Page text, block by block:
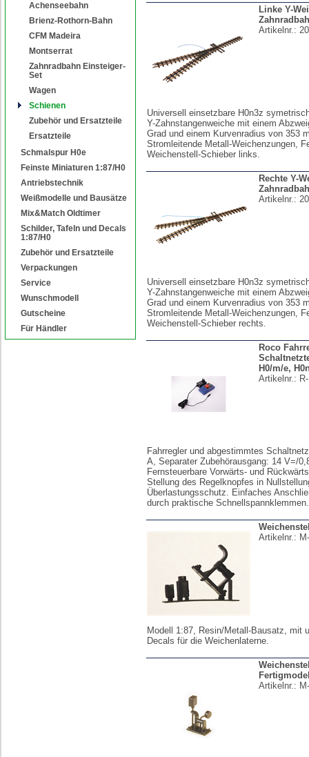
Achenseebahn
Brienz-Rothorn-Bahn
CFM Madeira
Montserrat
Zahnradbahn Einsteiger-
Set
Wagen
Schienen
Zubehör und Ersatzteile
Ersatzteile
Schmalspur H0e
Feinste Miniaturen 1:87/H0
Antriebstechnik
Weißmodelle und Bausätze
Mix&Match Oldtimer
Schilder, Tafeln und Decals
1:87/H0
Zubehör und Ersatzteile
Verpackungen
Service
Wunschmodell
Gutscheine
Für Händler
Linke Y-
Artikelnr.:
Universell einsetzbare H0n3z
Y-Zahnstangenweiche mit einem
Grad und einem Kurvenradius von 353
Stromleitende Metall-Weichenzungen,
Weichenstell-Schieber links.
Rechte Y-
Artikelnr.:
Universell einsetzbare H0n3z
Y-Zahnstangenweiche mit einem
Grad und einem Kurvenradius von 353
Stromleitende Metall-Weichenzungen,
Weichenstell-Schieber rechts.
Roco
H0/m/e,
Artikelnr.:
Fahrregler und abgestimmtes
A, Separater Zubehörausgang: 14 V=/
Fernsteuerbare Vorwärts- und
Stellung des Regelknopfes in
Überlastungsschutz. Einfaches
durch praktische Schnellspannklemmen.
Artikelnr.:
Modell 1:87, Resin/Metall-Bausatz, mit
Decals für die Weichenlaterne.
Artikelnr.: